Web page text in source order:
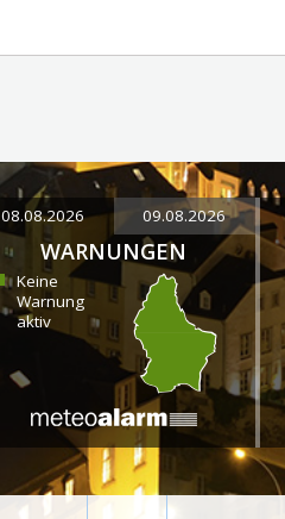
08.08.2026 09.08.2026
WARNUNGEN
Keine
Warnung
aktiv